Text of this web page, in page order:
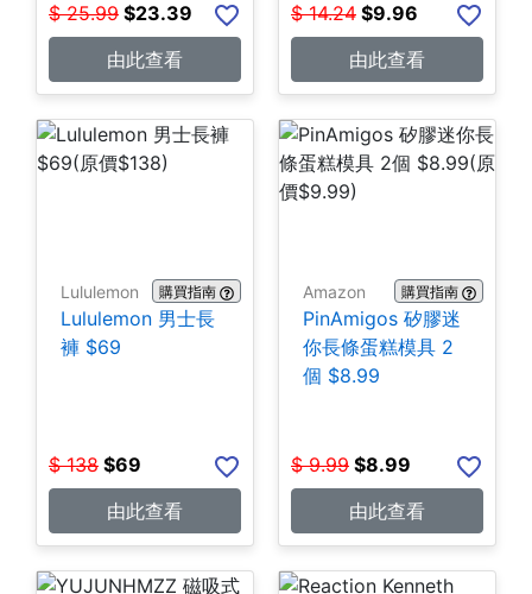
$ 25.99 $23.39
由此查看
$ 14.24 $9.96
由此查看
Lululemon 購買指南
Lululemon 男士長
褲 $69
$ 138 $69
由此查看
Amazon 購買指南
PinAmigos 矽膠迷
你長條蛋糕模具 2
個 $8.99
$ 9.99 $8.99
由此查看